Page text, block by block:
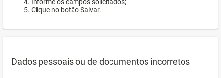
Informe os campos solicitados;
Clique no botão Salvar.
Dados pessoais ou de documentos incorretos